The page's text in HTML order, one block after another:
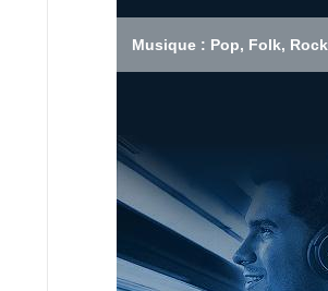
Musique : Pop, Folk, Rock